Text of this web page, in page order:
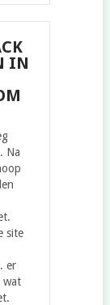
IN
Na
site
er
wat